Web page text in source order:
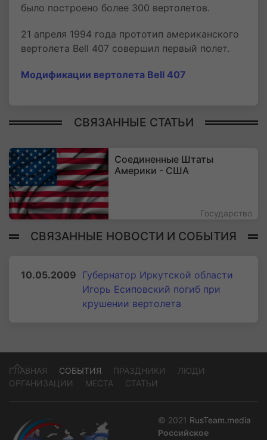
было построено более 300 вертолетов.
21 апреля 1994 года прототип американского
вертолета Bell 407 совершил первый полет.
Модификации вертолета Bell 407
СВЯЗАННЫЕ СТАТЬИ
Соединенные Штаты
Америки - США
Государство
СВЯЗАННЫЕ НОВОСТИ И СОБЫТИЯ
10.05.2009 Губернатор Иркутской области
Игорь Есиповский погиб при
крушении вертолета
ГЛАВНАЯ СОБЫТИЯ ПРАЗДНИКИ
ЛЮДИ
ОРГАНИЗАЦИИ
МЕСТА СТАТЬИ
© 2021 RusTeam.media
Российское